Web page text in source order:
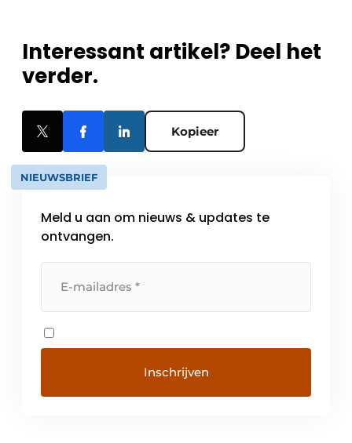
Interessant artikel? Deel het
verder.
Kopieer
NIEUWSBRIEF
Meld u aan om nieuws & updates te
ontvangen.